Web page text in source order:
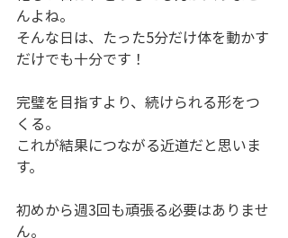
んよね。
そんな日は、たった5分だけ体を動かす
だけでも十分です！
完璧を目指すより、続けられる形をつ
くる。
これが結果につながる近道だと思いま
す。
初めから週3回も頑張る必要はありませ
ん。